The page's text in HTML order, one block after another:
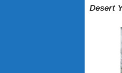
Desert